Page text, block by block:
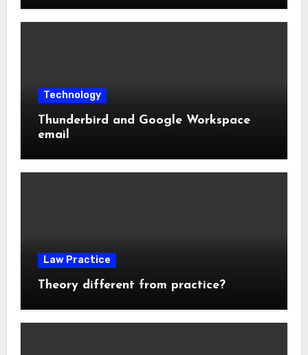
Technology
Thunderbird and Google Workspace
email
Law Practice
Theory different from practice?